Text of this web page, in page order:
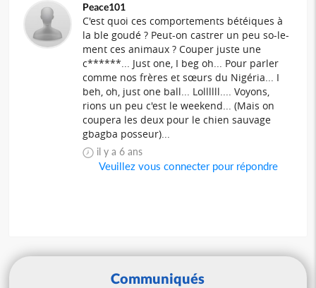
Peace101
C'est quoi ces comportements bétéiques à
la ble goudé ? Peut-on castrer un peu so-le-
ment ces animaux ? Couper juste une
c******... Just one, I beg oh... Pour parler
comme nos frères et sœurs du Nigéria... I
beh, oh, just one ball... Lollllll.... Voyons,
rions un peu c'est le weekend... (Mais on
coupera les deux pour le chien sauvage
gbagba posseur)...
il y a 6 ans
Veuillez vous connecter pour répondre
Communiqués